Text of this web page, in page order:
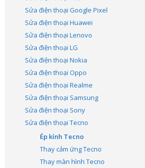
Sửa điện thoại Google Pixel
Sửa điện thoại Huawei
Sửa điện thoại Lenovo
Sửa điện thoại LG
Sửa điện thoại Nokia
Sửa điện thoại Oppo
Sửa điện thoại Realme
Sửa điện thoại Samsung
Sửa điện thoại Sony
Sửa điện thoại Tecno
Ép kính Tecno
Thay cảm ứng Tecno
Thay màn hình Tecno